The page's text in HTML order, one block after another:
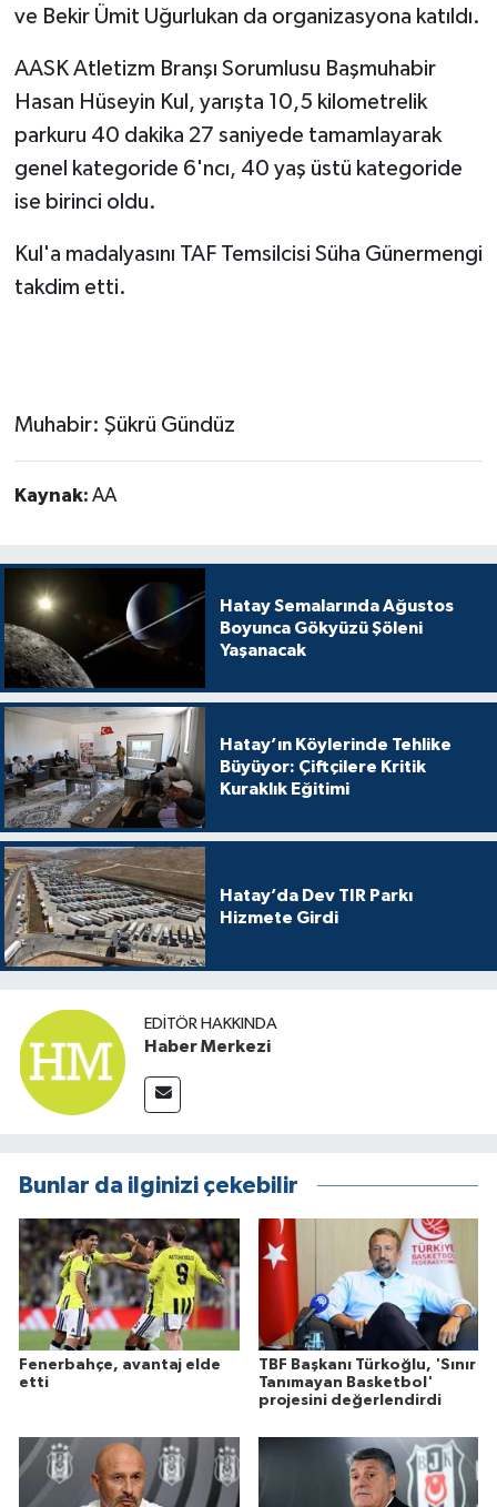
ve Bekir Ümit Uğurlukan da organizasyona katıldı.
AASK Atletizm Branşı Sorumlusu Başmuhabir
Hasan Hüseyin Kul, yarışta 10,5 kilometrelik
parkuru 40 dakika 27 saniyede tamamlayarak
genel kategoride 6'ncı, 40 yaş üstü kategoride
ise birinci oldu.
Kul'a madalyasını TAF Temsilcisi Süha Günermengi
takdim etti.
Muhabir: Şükrü Gündüz
Kaynak: AA
Hatay Semalarında Ağustos
Boyunca Gökyüzü Şöleni
Yaşanacak
Hatay’ın Köylerinde Tehlike
Büyüyor: Çiftçilere Kritik
Kuraklık Eğitimi
Hatay’da Dev TIR Parkı
Hizmete Girdi
EDITÖR HAKKINDA
Haber Merkezi
Bunlar da ilginizi çekebilir
Fenerbahçe, avantaj elde
etti
TBF Başkanı Türkoğlu, 'Sınır
Tanımayan Basketbol'
projesini değerlendirdi